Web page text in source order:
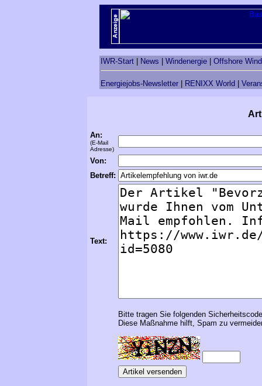
IWR-Start News Windenergie Offshore
Energiejobs-Newsletter RENIXX World
An:
(E-Mail
Adresse)
Von:
Betreff:
Text:
Bitte tragen Sie folgenden
Diese Maßnahme hilft, Spam zu